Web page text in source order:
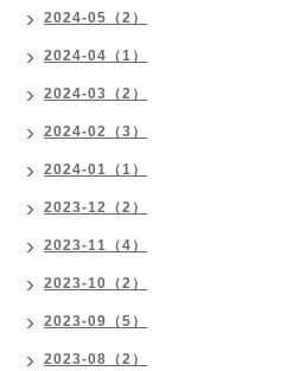
2024-05（2）
2024-04（1）
2024-03（2）
2024-02（3）
2024-01（1）
2023-12（2）
2023-11（4）
2023-10（2）
2023-09（5）
2023-08（2）